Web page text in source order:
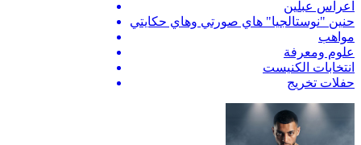
اعراس عبلين
حنين "نوستالجيا" هاي صورتي وهاي حكايتي
مواهب
علوم ومعرفة
انتخابات الكنيست
حفلات تخريج